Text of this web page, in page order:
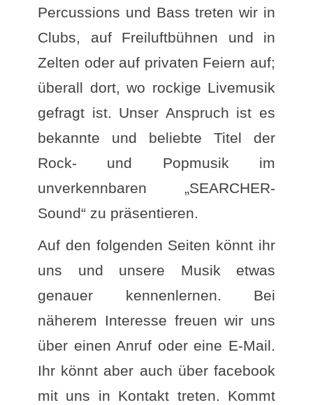
Percussions und Bass treten wir in
Clubs, auf Freiluftbühnen und in
Zelten oder auf privaten Feiern auf;
überall dort, wo rockige Livemusik
gefragt ist. Unser Anspruch ist es
bekannte und beliebte Titel der
Rock- und Popmusik im
unverkennbaren „SEARCHER-
Sound“ zu präsentieren.
Auf den folgenden Seiten könnt ihr
uns und unsere Musik etwas
genauer kennenlernen. Bei
näherem Interesse freuen wir uns
über einen Anruf oder eine E-Mail.
Ihr könnt aber auch über facebook
mit uns in Kontakt treten. Kommt